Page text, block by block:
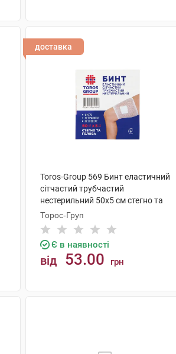
доставка
Toros-Group 569 Бинт еластичний
сітчастий трубчастий
нестерильний 50х5 см стегно та
голова 1 шт
Торос-Груп
Є в наявності
від 53.00 грн